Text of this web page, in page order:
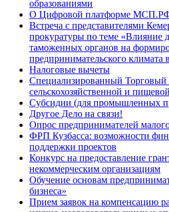
образованиями
О Цифровой платформе
Встреча с представителями
прокуратуры по теме «Влияние
таможенных органов на
предпринимательского климата
Налоговые вычеты
Специализированный Торговый
сельскохозяйственной и
Субсидии (для промышленных
Другое Дело на связи!
Опрос предпринимателей
ФРП Кузбасса: возможности
поддержки проектов
Конкурс на предоставление
некоммерческим организациям
Обучение основам
бизнеса»
Прием заявок на компенсацию